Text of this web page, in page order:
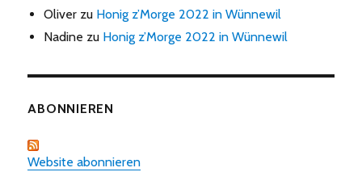
Oliver zu Honig z’Morge 2022 in Wünnewil
Nadine zu Honig z’Morge 2022 in Wünnewil
ABONNIEREN
Website abonnieren